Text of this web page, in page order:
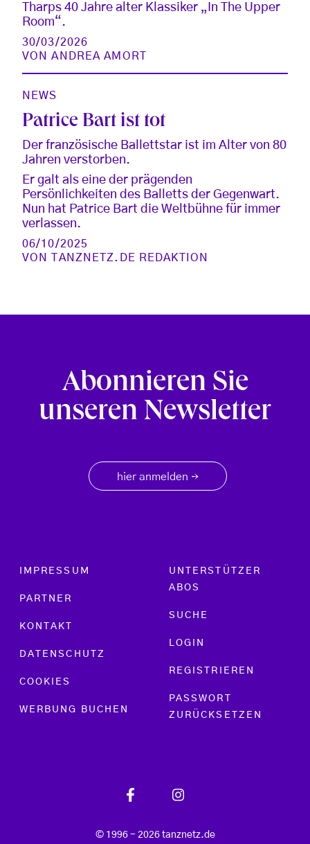
Tharps 40 Jahre alter Klassiker „In The Upper
Room“.
30/03/2026
VONANDREA AMORT
NEWS
Patrice Bart ist tot
Der französische Ballettstar ist im Alter von 80
Jahren verstorben.
Er galt als eine der prägenden
Persönlichkeiten des Balletts der Gegenwart.
Nun hat Patrice Bart die Weltbühne für immer
verlassen.
06/10/2025
VON
TANZNETZ.DE REDAKTION
Abonnieren Sie
unseren Newsletter
hier anmelden →
Footer menu
IMPRESSUM
PARTNER
KONTAKT
DATENSCHUTZ
COOKIES
WERBUNG BUCHEN
UNTERSTÜTZER
ABOS
SUCHE
LOGIN
REGISTRIEREN
PASSWORT
ZURÜCKSETZEN
© 1996 - 2026 tanznetz.de